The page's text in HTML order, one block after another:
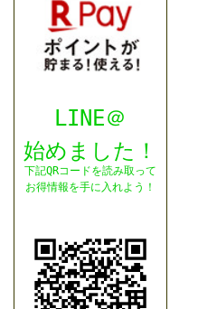
LINE＠
始めました！
下記QRコードを読み取って
お得情報を手に入れよう！